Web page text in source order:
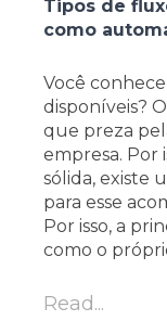
Tipos de
como
Você
disponíveis?
que preza
empresa. Por
sólida, existe
para esse
Por isso, a
como o
Read...